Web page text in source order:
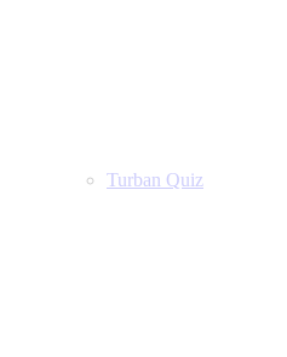
Turban Quiz